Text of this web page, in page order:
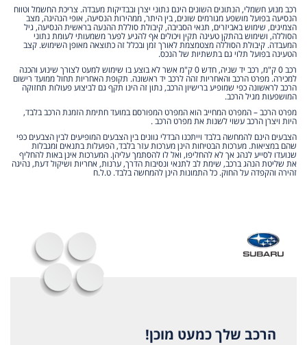
רכב מנוע חשמלי, הנתונים השונים הינם נתוני יצרן ובבדיקות מעבדה. צריכת החשמל וטווח
הנסיעה בפועל מושפע מגורמים שונים, בין היתר, ממהירות הנסיעה, אופי הנהיגה, מצב
הצמיגים, שימוש באביזרים, תנאי הסביבה, קיבולת סוללת ההנעה בראשית הנסיעה, גיל
הסוללה, ושימוש בהתקן טעינה תקין ויכולים אף להגיע לפער משמעותי לעומת נתוני
המעבדה. קיבולת הסוללה מצטמצמת לאורך זמן ובכלל זה כתוצאה מאופן השימוש. קצב
הטעינה בפועל תלוי גם בתשתיות של הנכס.
רכב 0 ק"מ, רכב יד שניה, חדש 0 ק"מ אשר לא בוצע בו שימוש למעט לצורך שינוע והכנה
למכירה. מפרט הרכב והאחריות זהה לרכב יד ראשונה. תקופת האחריות תחול ממועד רישום
הרכב לראשונה כפי שמופיע ברישיון הרכב, נתון זה הינו תקף גם לביצוע פעולות תחזוקה
המושפעות מגיל הרכב.
מפרט הרכב – המפרט המחייב הוא המפרט המפורסם במועד חתימת הזמנת הרכב בלבד,
היות ויצרן הרכב עשוי לשנות את מפרט הרכב .
הצבעים הינם להמחשה בלבד וייתכנו הבדלי גוונים בין הצבעים המופיעים לבין הצבעים כפי
שהם במציאות. מערכות הבטיחות הינן מערכות עזר בלבד, הפועלות בתנאים ומגבלות
שנועדו לסייע לנהג אך לא להחליפו, ואל לו להסתמך עליהן. המערכות אינן באות להחליף
את שליטת הנהג ברכב, שימת לב לתנאי ונסיבות הדרך, ערנות, אחריות ושיקול דעת, נהיגה
זהירה והקפדה על החוק. כל התמונות הינן להמחשה בלבד. ט.ל.ח
הרכב שלך כמעט מוכן!